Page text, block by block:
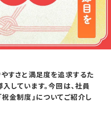
すさと満足度を追求するた
しています。今回は、社員
金制度」についてご紹介し